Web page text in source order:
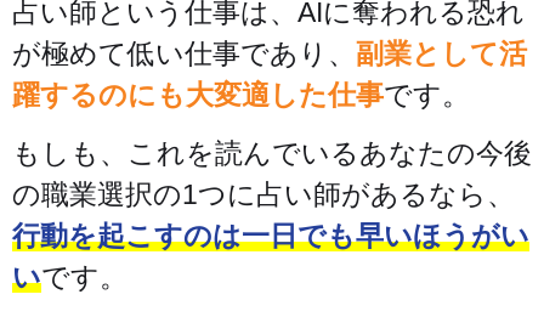
占い師という仕事は、AIに奪われる恐れ
が極めて低い仕事であり、 副業として活
躍するのにも大変適した仕事です。
もしも、これを読んでいるあなたの今後
の職業選択の1つに占い師があるなら、
行動を起こすのは一日でも早いほうがい
いです。